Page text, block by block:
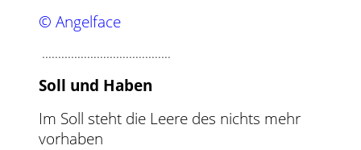
© Angelface
........................................
Soll und Haben
Im Soll steht die Leere des nichts mehr
vorhaben